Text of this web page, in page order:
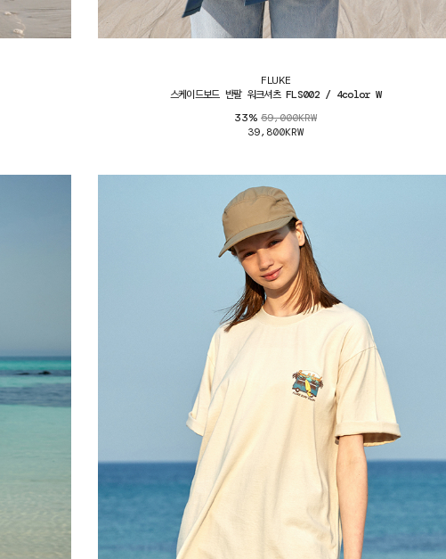
FLUKE
스케이드보드 반팔 워크셔츠 FLS002 / 4color W
33% 59,000KRW
39,800KRW